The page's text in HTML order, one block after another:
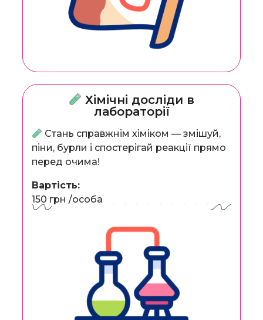
Хімічні досліди в
лабораторії
Стань справжнім хіміком — змішуй,
піни, бурли і спостерігай реакції прямо
перед очима!
Вартість:
150 грн /особа